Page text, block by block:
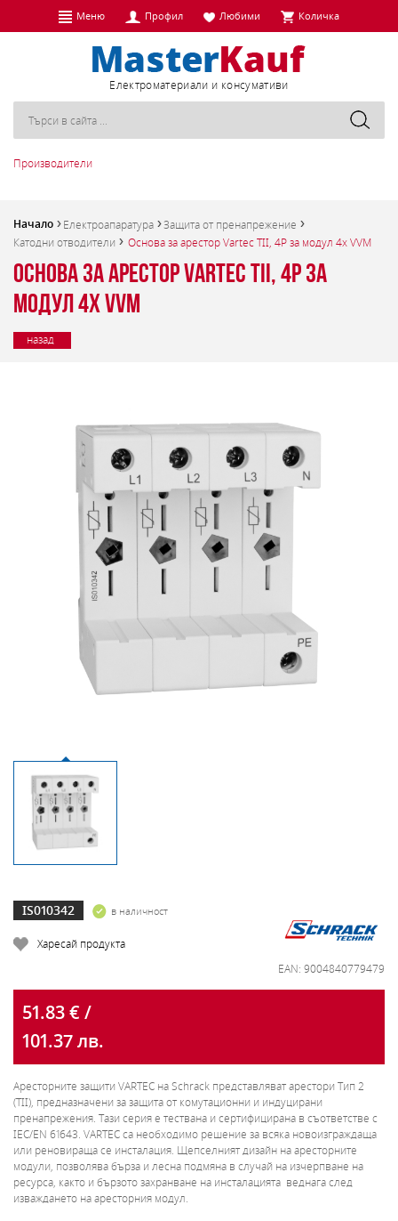
Меню Профил Любими Количка
Eлектроматериали и консумативи
Производители
Начало Електроапаратура
Защита от пренапрежение
Катодни отводители
Основа за арестор Vartec TII, 4P за модул 4x VVM
Основа за арестор Vartec TII, 4P за
модул 4x VVM
назад
IS010342 в наличност
Харесай продукта
EAN: 9004840779479
51.83 € /
101.37 лв.
Аресторните защити VARTEC на Schrack представляват арестори Тип 2
(TII), предназначени за защита от комутационни и индуцирани
пренапрежения. Тази серия е тествана и сертифицирана в съответстве с
IEC/EN 61643. VARTEC са необходимо решение за всяка новоизграждаща
или реновираща се инсталация. Щепселният дизайн на аресторните
модули, позволява бърза и лесна подмяна в случай на изчерпване на
ресурса, както и бързото захранване на инсталацията веднага след
изваждането на аресторния модул.